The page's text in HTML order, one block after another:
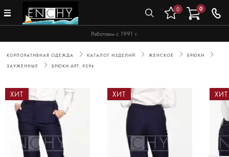
Работаем с 1991 г.
0 0
КОРПОРАТИВНАЯ ОДЕЖДА КАТАЛОГ ИЗДЕЛИЙ ЖЕНСКОЕ
БРЮКИ
ЗАУЖЕННЫЕ
БРЮКИ АРТ. 9294
ХИТ ХИТ ХИТ